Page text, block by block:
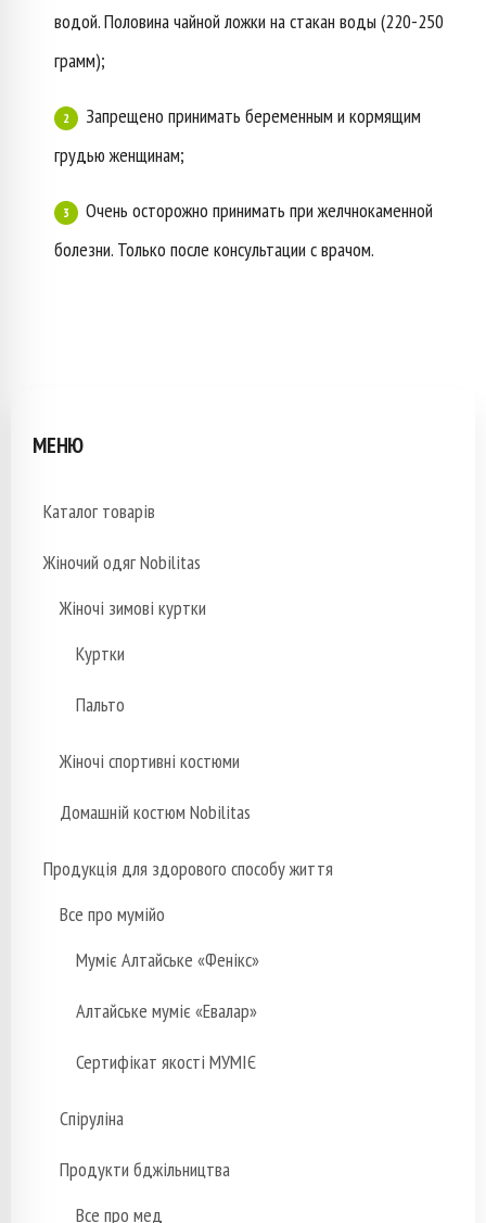
водой. Половина чайной ложки на стакан воды (220-250
грамм);
Запрещено принимать беременным и кормящим
грудью женщинам;
Очень осторожно принимать при желчнокаменной
болезни. Только после консультации с врачом.
МЕНЮ
Каталог товарів
Жіночий одяг Nobilitas
Жіночі зимові куртки
Куртки
Пальто
Жіночі спортивні костюми
Домашній костюм Nobilitas
Продукція для здорового способу життя
Все про мумійо
Муміє Алтайське «Фенікс»
Алтайське муміє «Евалар»
Сертифікат якості МУМІЄ
Спіруліна
Продукти бджільництва
Все про мед